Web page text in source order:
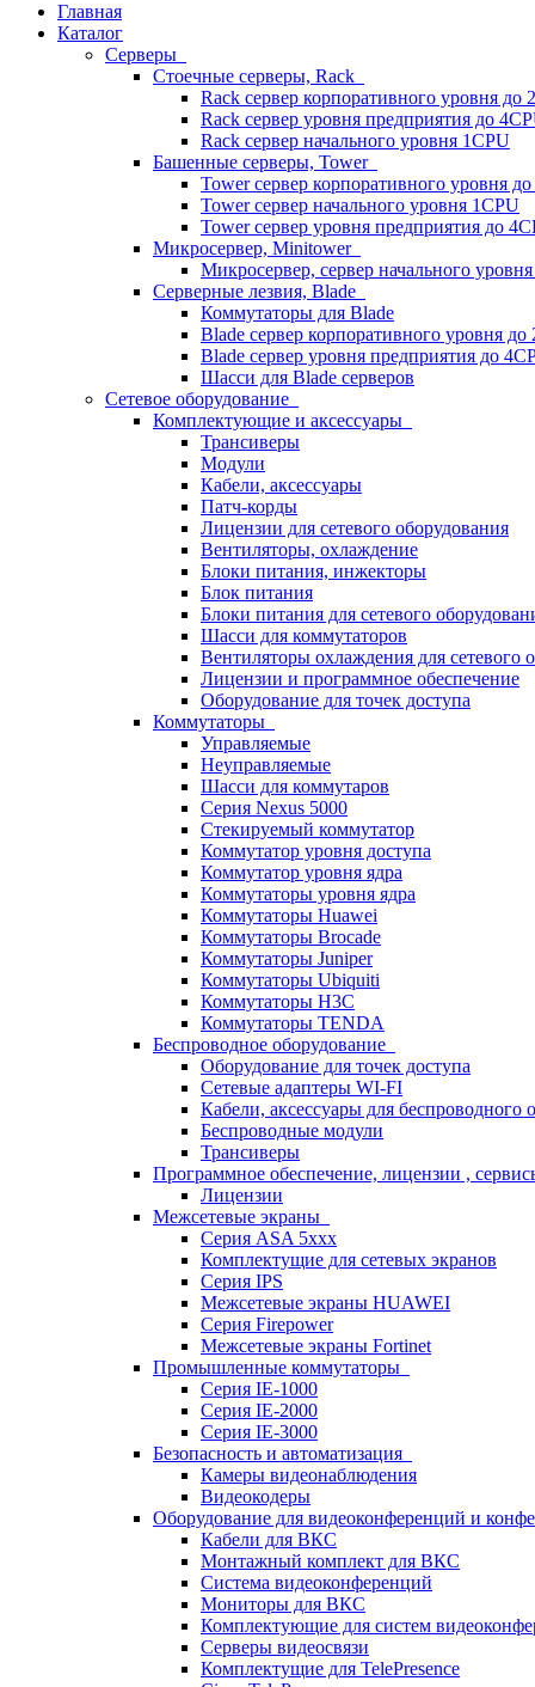
Главная
Каталог
Серверы
Стоечные серверы, Rack
Rack сервер корпоративного уровня до
Rack сервер уровня предприятия до
Rack сервер начального уровня 1CPU
Башенные серверы, Tower
Tower сервер корпоративного уровня
Tower сервер начального уровня 1CPU
Tower сервер уровня предприятия до
Микросервер, Minitower
Микросервер, сервер начального
Серверные лезвия, Blade
Коммутаторы для Blade
Blade сервер корпоративного уровня до
Blade сервер уровня предприятия до
Шасси для Blade серверов
Сетевое оборудование
Комплектующие и аксессуары
Трансиверы
Модули
Кабели, аксессуары
Патч-корды
Лицензии для сетевого оборудования
Вентиляторы, охлаждение
Блоки питания, инжекторы
Блок питания
Блоки питания для сетевого
Шасси для коммутаторов
Вентиляторы охлаждения для сетевого
Лицензии и программное обеспечение
Оборудование для точек доступа
Коммутаторы
Управляемые
Неуправляемые
Шасси для коммутаров
Серия Nexus 5000
Стекируемый коммутатор
Коммутатор уровня доступа
Коммутатор уровня ядра
Коммутаторы уровня ядра
Коммутаторы Huawei
Коммутаторы Brocade
Коммутаторы Juniper
Коммутаторы Ubiquiti
Коммутаторы H3C
Коммутаторы TENDA
Беспроводное оборудование
Оборудование для точек доступа
Сетевые адаптеры WI-FI
Кабели, аксессуары для беспроводного
Беспроводные модули
Трансиверы
Программное обеспечение, лицензии ,
Лицензии
Межсетевые экраны
Серия ASA 5xxx
Комплектущие для сетевых экранов
Серия IPS
Межсетевые экраны HUAWEI
Серия Firepower
Межсетевые экраны Fortinet
Промышленные коммутаторы
Серия IE-1000
Серия IE-2000
Серия IE-3000
Безопасность и автоматизация
Камеры видеонаблюдения
Видеокодеры
Оборудование для видеоконференций и
Кабели для ВКС
Монтажный комплект для ВКС
Система видеоконференций
Мониторы для ВКС
Комплектующие для систем
Серверы видеосвязи
Комплектущие для TelePresence